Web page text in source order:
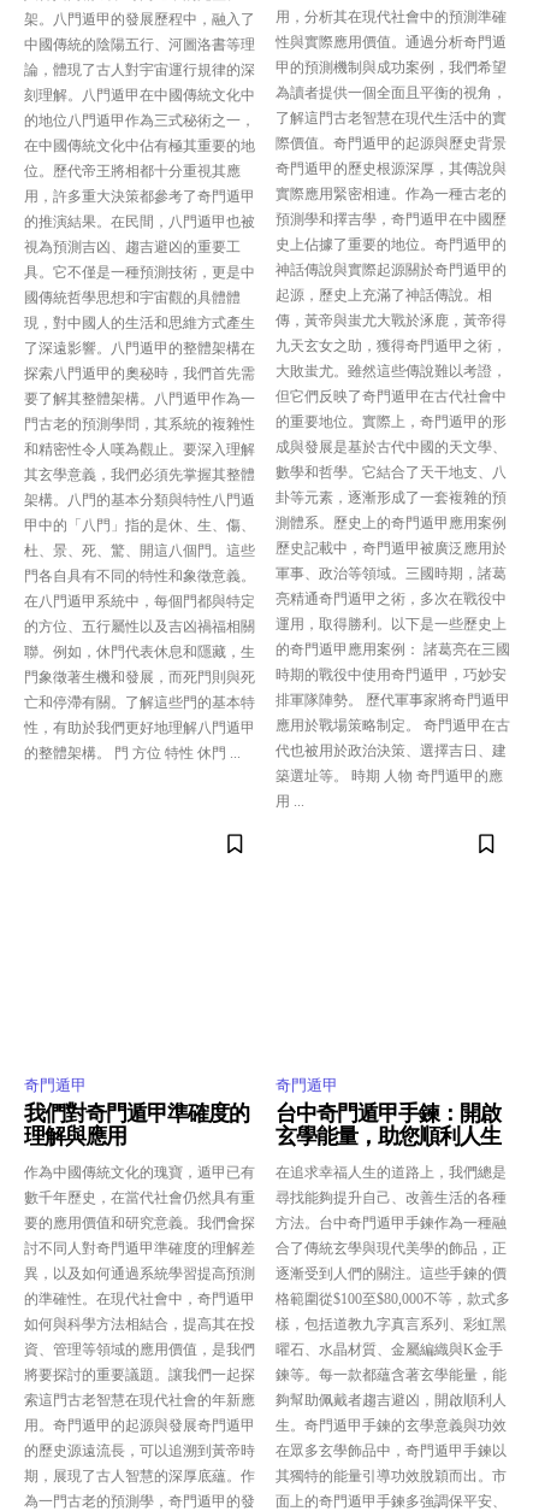
架。八門遁甲的發展歷程中，融入了
中國傳統的陰陽五行、河圖洛書等理
論，體現了古人對宇宙運行規律的深
刻理解。八門遁甲在中國傳統文化中
的地位八門遁甲作為三式秘術之一，
在中國傳統文化中佔有極其重要的地
位。歷代帝王將相都十分重視其應
用，許多重大決策都參考了奇門遁甲
的推演結果。在民間，八門遁甲也被
視為預測吉凶、趨吉避凶的重要工
具。它不僅是一種預測技術，更是中
國傳統哲學思想和宇宙觀的具體體
現，對中國人的生活和思維方式產生
了深遠影響。八門遁甲的整體架構在
探索八門遁甲的奧秘時，我們首先需
要了解其整體架構。八門遁甲作為一
門古老的預測學問，其系統的複雜性
和精密性令人嘆為觀止。要深入理解
其玄學意義，我們必須先掌握其整體
架構。八門的基本分類與特性八門遁
甲中的「八門」指的是休、生、傷、
杜、景、死、驚、開這八個門。這些
門各自具有不同的特性和象徵意義。
在八門遁甲系統中，每個門都與特定
的方位、五行屬性以及吉凶禍福相關
聯。例如，休門代表休息和隱藏，生
門象徵著生機和發展，而死門則與死
亡和停滯有關。了解這些門的基本特
性，有助於我們更好地理解八門遁甲
的整體架構。 門 方位 特性 休門 ...
用，分析其在現代社會中的預測準確
性與實際應用價值。通過分析奇門遁
甲的預測機制與成功案例，我們希望
為讀者提供一個全面且平衡的視角，
了解這門古老智慧在現代生活中的實
際價值。奇門遁甲的起源與歷史背景
奇門遁甲的歷史根源深厚，其傳說與
實際應用緊密相連。作為一種古老的
預測學和擇吉學，奇門遁甲在中國歷
史上佔據了重要的地位。奇門遁甲的
神話傳說與實際起源關於奇門遁甲的
起源，歷史上充滿了神話傳說。相
傳，黃帝與蚩尤大戰於涿鹿，黃帝得
九天玄女之助，獲得奇門遁甲之術，
大敗蚩尤。雖然這些傳說難以考證，
但它們反映了奇門遁甲在古代社會中
的重要地位。實際上，奇門遁甲的形
成與發展是基於古代中國的天文學、
數學和哲學。它結合了天干地支、八
卦等元素，逐漸形成了一套複雜的預
測體系。歷史上的奇門遁甲應用案例
歷史記載中，奇門遁甲被廣泛應用於
軍事、政治等領域。三國時期，諸葛
亮精通奇門遁甲之術，多次在戰役中
運用，取得勝利。以下是一些歷史上
的奇門遁甲應用案例： 諸葛亮在三國
時期的戰役中使用奇門遁甲，巧妙安
排軍隊陣勢。 歷代軍事家將奇門遁甲
應用於戰場策略制定。 奇門遁甲在古
代也被用於政治決策、選擇吉日、建
築選址等。 時期 人物 奇門遁甲的應
用 ...
奇門遁甲
我們對奇門遁甲準確度的
理解與應用
作為中國傳統文化的瑰寶，遁甲已有
數千年歷史，在當代社會仍然具有重
要的應用價值和研究意義。我們會探
討不同人對奇門遁甲準確度的理解差
異，以及如何通過系統學習提高預測
的準確性。在現代社會中，奇門遁甲
如何與科學方法相結合，提高其在投
資、管理等領域的應用價值，是我們
將要探討的重要議題。讓我們一起探
索這門古老智慧在現代社會的年新應
用。奇門遁甲的起源與發展奇門遁甲
的歷史源遠流長，可以追溯到黃帝時
期，展現了古人智慧的深厚底蘊。作
為一門古老的預測學，奇門遁甲的發
奇門遁甲
台中奇門遁甲手鍊：開啟
玄學能量，助您順利人生
在追求幸福人生的道路上，我們總是
尋找能夠提升自己、改善生活的各種
方法。台中奇門遁甲手鍊作為一種融
合了傳統玄學與現代美學的飾品，正
逐漸受到人們的關注。這些手鍊的價
格範圍從$100至$80,000不等，款式多
樣，包括道教九字真言系列、彩虹黑
曜石、水晶材質、金屬編織與K金手
鍊等。每一款都蘊含著玄學能量，能
夠幫助佩戴者趨吉避凶，開啟順利人
生。奇門遁甲手鍊的玄學意義與功效
在眾多玄學飾品中，奇門遁甲手鍊以
其獨特的能量引導功效脫穎而出。市
面上的奇門遁甲手鍊多強調保平安、